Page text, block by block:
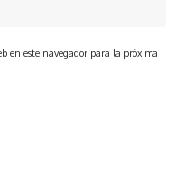
en este navegador para la próxima